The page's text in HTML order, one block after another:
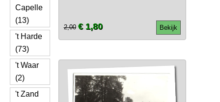
Capelle
(13)
't Harde
(73)
't Waar
(2)
't Zand
Bekijk
2,00 € 1,80